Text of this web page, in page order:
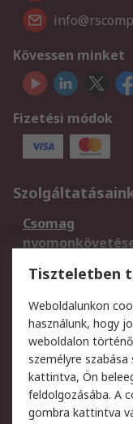
Kövessen minket
Fizetési módok
Csomag
Regisztráció
Szolgáltatások
Jogi
Adatvédelmi
szabályzat
Tiszteletben
Weboldalunkon
használunk, hogy
weboldalon
személyre
kattintva, Ön
feldolgozásába. A
gombra kattintva